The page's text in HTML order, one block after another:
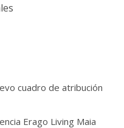
cuadro de atribución
Erago Living Maia